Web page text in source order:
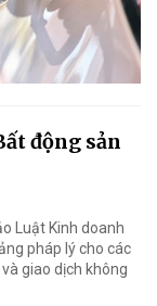
động sản
Luật Kinh doanh
pháp lý cho các
giao dịch không